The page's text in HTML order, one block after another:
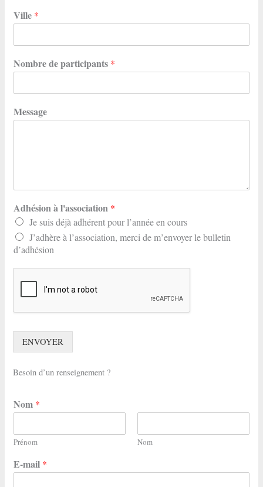
Ville *
Nombre de participants *
Message
Adhésion à l'association *
Je suis déjà adhérent pour l’année en cours
J’adhère à l’association, merci de m’envoyer le bulletin
d’adhésion
ENVOYER
Besoin d’un renseignement ?
Nom *
Prénom Nom
E-mail *